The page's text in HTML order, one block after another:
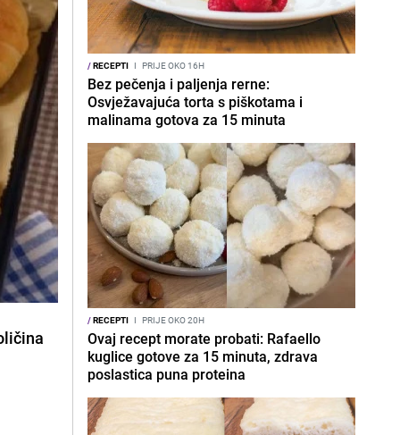
/RECEPTI I PRIJE OKO 16H
Bez pečenja i paljenja rerne:
Osvježavajuća torta s piškotama i
malinama gotova za 15 minuta
/RECEPTI I PRIJE OKO 20H
Ovaj recept morate probati: Rafaello
kuglice gotove za 15 minuta, zdrava
poslastica puna proteina